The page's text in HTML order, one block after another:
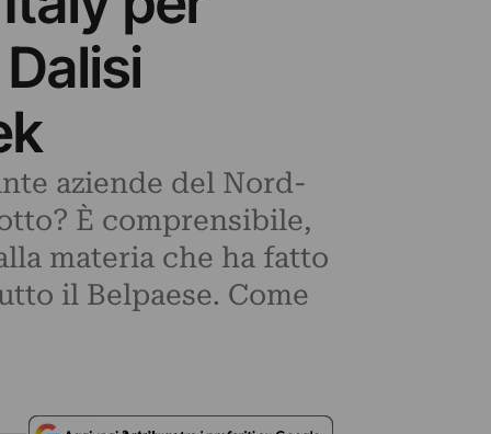
aziende del Nord-
È comprensibile,
materia che ha fatto
il Belpaese. Come